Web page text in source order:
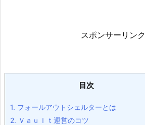
スポンサーリンク
目次
1. フォールアウトシェルターとは
2. Ｖａｕｌｔ運営のコツ